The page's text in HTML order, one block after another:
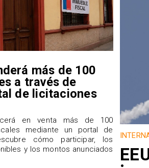
más de 100
a través de
de licitaciones
en venta más de 100
mediante un portal de
cómo participar, los
y los montos anunciados